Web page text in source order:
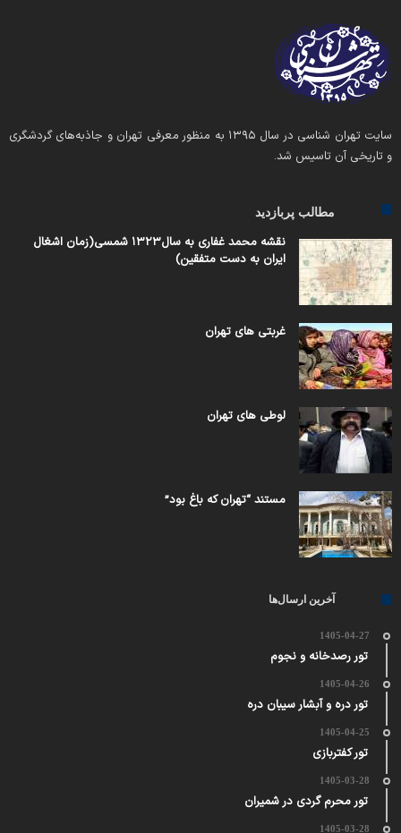
سایت تهران شناسی در سال ۱۳۹۵ به منظور معرفی تهران و جاذبه‌های گردشگری
و تاریخی آن تاسیس شد.
مطالب پربازدید
نقشه محمد غفاری به سال۱۳۲۳ شمسی(زمان اشغال
ایران به دست متفقین)
غربتی های تهران
لوطی های تهران
مستند “تهران که باغ بود”
آخرین ارسال‌ها
1405-04-27
تور رصدخانه و نجوم
1405-04-26
تور دره و آبشار سیبان دره
1405-04-25
تور کفتربازی
1405-03-28
تور محرم گردی در شمیران
1405-03-28